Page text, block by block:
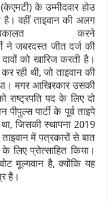
(केएमटी) के उम्मीदवार होउ
वहीं ताइवान की अलग
करने
ने जबरदस्त जीत दर्ज की
को खारिज करती है।
कर रही थी, जो ताइवान की
मगर आखिरकार उसकी
राष्ट्रपति पद के लिए दो
पार्टी के पूर्व ताइपे
जिसकी स्थापना 2019
में पत्रकारों से बात
प्रोत्साहित किया।
मूल्यवान है, क्योंकि यह
है।